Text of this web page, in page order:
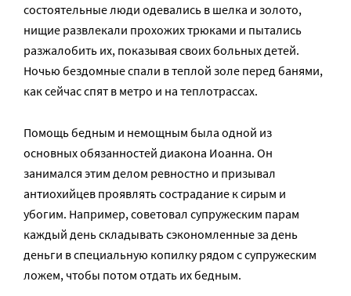
состоятельные люди одевались в шелка и золото,
нищие развлекали прохожих трюками и пытались
разжалобить их, показывая своих больных детей.
Ночью бездомные спали в теплой золе перед банями,
как сейчас спят в метро и на теплотрассах.
Помощь бедным и немощным была одной из
основных обязанностей диакона Иоанна. Он
занимался этим делом ревностно и призывал
антиохийцев проявлять сострадание к сирым и
убогим. Например, советовал супружеским парам
каждый день складывать сэкономленные за день
деньги в специальную копилку рядом с супружеским
ложем, чтобы потом отдать их бедным.